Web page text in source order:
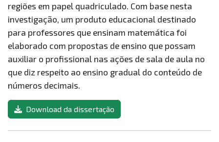
regiões em papel quadriculado. Com base nesta
investigação, um produto educacional destinado
para professores que ensinam matemática foi
elaborado com propostas de ensino que possam
auxiliar o profissional nas ações de sala de aula no
que diz respeito ao ensino gradual do conteúdo de
números decimais.
Download da dissertação